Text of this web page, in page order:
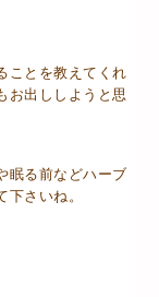
ことを教えてくれ
お出ししようと思
眠る前などハーブ
さいね。